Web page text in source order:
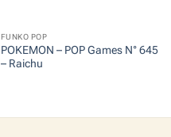
FUNKO POP
POKEMON – POP Games N° 645
– Raichu